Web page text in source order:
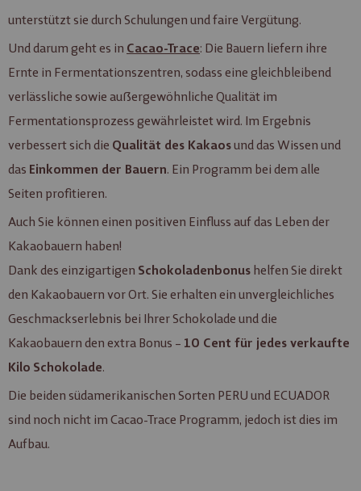
unterstützt sie durch Schulungen und faire Vergütung.
Und darum geht es in Cacao-Trace: Die Bauern liefern ihre
Ernte in Fermentationszentren, sodass eine gleichbleibend
verlässliche sowie außergewöhnliche Qualität im
Fermentationsprozess gewährleistet wird. Im Ergebnis
verbessert sich die Qualität des Kakaosund das Wissen und
das Einkommen der Bauern. Ein Programm bei dem alle
Seiten profitieren.
Auch Sie können einen positiven Einfluss auf das Leben der
Kakaobauern haben!
Dank des einzigartigen Schokoladenbonus helfen Sie direkt
den Kakaobauern vor Ort. Sie erhalten ein unvergleichliches
Geschmackserlebnis bei Ihrer Schokolade und die
Kakaobauern den extra Bonus – 10 Cent für jedes verkaufte
Kilo Schokolade.
Die beiden südamerikanischen Sorten PERU und ECUADOR
sind noch nicht im Cacao-Trace Programm, jedoch ist dies im
Aufbau.